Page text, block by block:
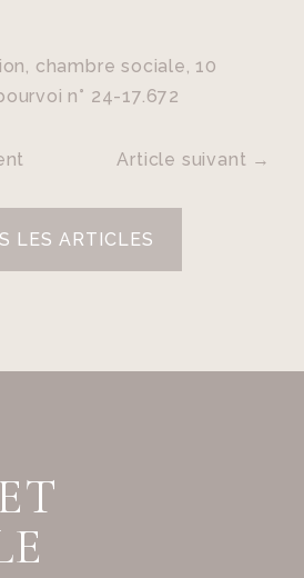
chambre sociale, 10
n° 24-17.672
Article suivant →
LES ARTICLES